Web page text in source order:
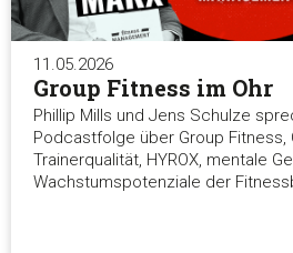
11.05.2026
Group Fitness im Ohr
Phillip Mills und Jens Schulze
Podcastfolge über Group Fitness,
Trainerqualität, HYROX, mentale
Wachstumspotenziale der